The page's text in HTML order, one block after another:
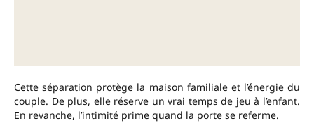
Cette séparation protège la maison familiale et l’énergie du
couple. De plus, elle réserve un vrai temps de jeu à l’enfant.
En revanche, l’intimité prime quand la porte se referme.